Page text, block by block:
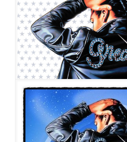
공연장
세종문화회관 M씨어터
출연진
김산호장지우 박정민손승현
보영 이민아장서원이소영 이정우임대석
맹주영이동하조형균김응주 문슬아김
그리스
공연일시
2008-02-29 ~ 2008-08-10
공연장
동숭아트센터 동숭홀
출연진
김진우장지우 임혜영우금지
하지승
윤지인정승민 이정미김영빈 신